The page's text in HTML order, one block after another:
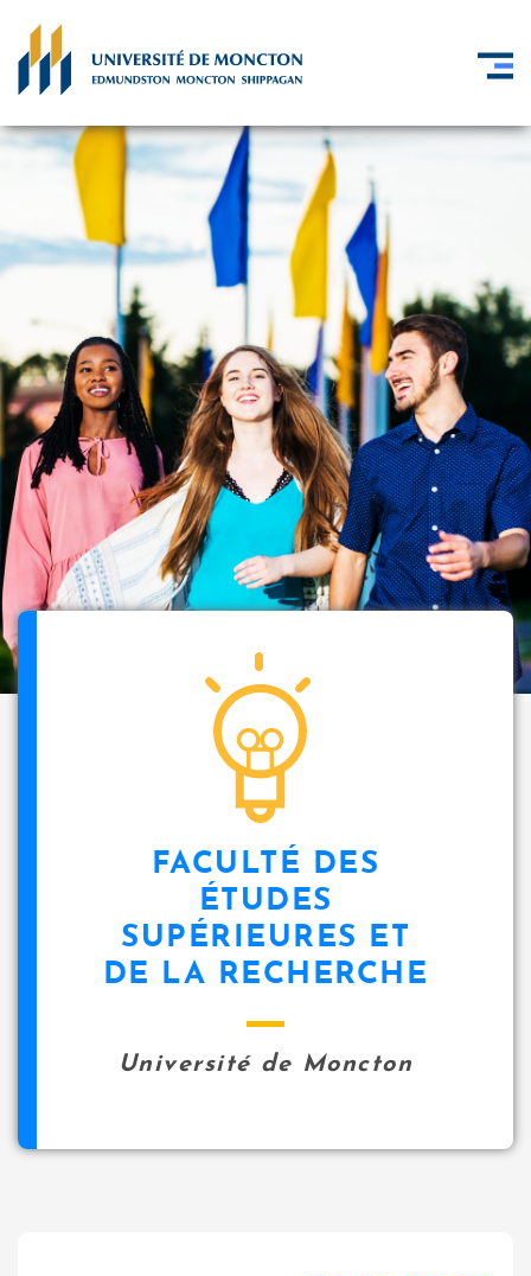
FACULTÉ DES
ÉTUDES
SUPÉRIEURES ET
DE LA RECHERCHE
Université de Moncton